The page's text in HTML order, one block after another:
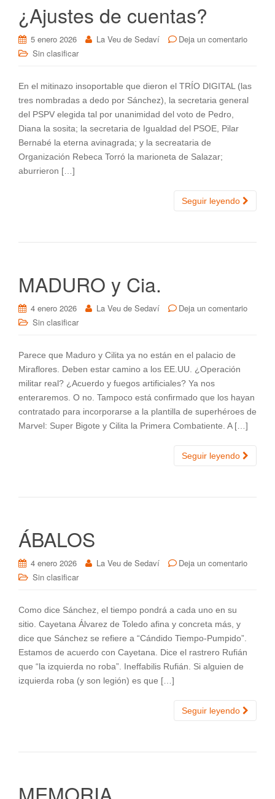
¿Ajustes de cuentas?
5 enero 2026 La Veu de Sedaví
Deja un comentario
Sin clasificar
En el mitinazo insoportable que dieron el TRÍO DIGITAL (las
tres nombradas a dedo por Sánchez), la secretaria general
del PSPV elegida tal por unanimidad del voto de Pedro,
Diana la sosita; la secretaria de Igualdad del PSOE, Pilar
Bernabé la eterna avinagrada; y la secreataria de
Organización Rebeca Torró la marioneta de Salazar;
aburrieron […]
Seguir leyendo
MADURO y Cia.
4 enero 2026 La Veu de Sedaví
Deja un comentario
Sin clasificar
Parece que Maduro y Cilita ya no están en el palacio de
Miraflores. Deben estar camino a los EE.UU. ¿Operación
militar real? ¿Acuerdo y fuegos artificiales? Ya nos
enteraremos. O no. Tampoco está confirmado que los hayan
contratado para incorporarse a la plantilla de superhéroes de
Marvel: Super Bigote y Cilita la Primera Combatiente. A […]
Seguir leyendo
ÁBALOS
4 enero 2026 La Veu de Sedaví
Deja un comentario
Sin clasificar
Como dice Sánchez, el tiempo pondrá a cada uno en su
sitio. Cayetana Álvarez de Toledo afina y concreta más, y
dice que Sánchez se refiere a “Cándido Tiempo-Pumpido”.
Estamos de acuerdo con Cayetana. Dice el rastrero Rufián
que “la izquierda no roba”. Ineffabilis Rufián. Si alguien de
izquierda roba (y son legión) es que […]
Seguir leyendo